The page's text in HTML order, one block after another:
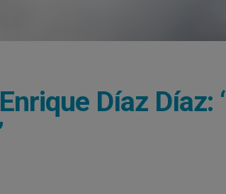
Díaz Díaz: